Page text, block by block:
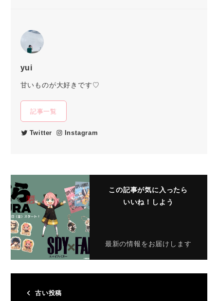
yui
甘いものが大好きです♡
記事一覧
Twitter Instagram
この記事が気に入ったら
いいね！しよう
最新の情報をお届けします
古い投稿